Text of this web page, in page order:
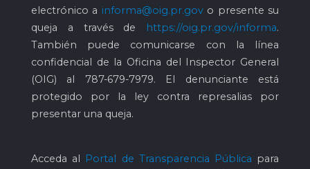
electrónico a informa@oig.pr.govo presente su
queja a través de
https://oig.pr.gov/informa.
También puede comunicarse con la línea
confidencial de la Oficina del Inspector General
(OIG) al 787-679-7979. El denunciante está
protegido por la ley contra represalias por
presentar una queja.
Acceda al Portal de Transparencia Pública para